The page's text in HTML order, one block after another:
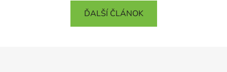
ĎALŠÍ ČLÁNOK